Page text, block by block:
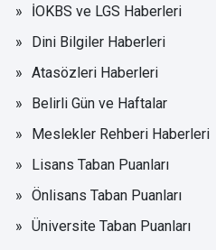
İOKBS ve LGS Haberleri
Dini Bilgiler Haberleri
Atasözleri Haberleri
Belirli Gün ve Haftalar
Meslekler Rehberi Haberleri
Lisans Taban Puanları
Önlisans Taban Puanları
Üniversite Taban Puanları